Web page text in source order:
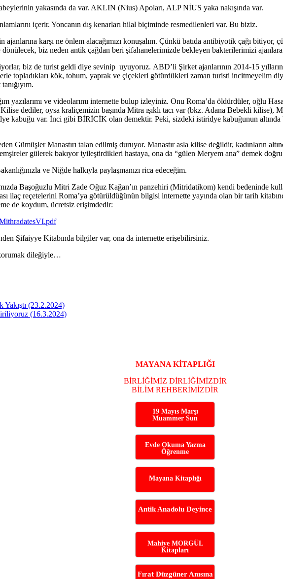
yakasında da var. AKLIN (Nius) Apoları, ALP NİUS yaka nakışında var.
içerir. Yoncanın dış kenarları hilal biçiminde resmedilenleri var. Bu biziz.
ajanlarına karşı ne önlem alacağımızı konuşalım. Çünkü batıda antibiyotik çağı bitiyor,
biz neden antik çağdan beri şifahanelerimizde bekleyen bakterilerimizi
biz de turist geldi diye sevinip uyuyoruz. ABD’li Şirket ajanlarının 2014-15
topladıkları kök, tohum, yaprak ve çiçekleri götürdükleri zaman turisti incitmeyelim
yazılarımı ve videolarımı internette bulup izleyiniz. Onu Roma’da öldürdüler, oğlu
dediler, oysa kraliçemizin başında Mitra ışıklı tacı var (bkz. Adana Bebekli kilise),
kabuğu var. İnci gibi BİRİCİK olan demektir. Peki, sizdeki istiridye kabuğunun
Gümüşler Manastırı talan edilmiş duruyor. Manastır asla kilise değildir, kadınların
gülerek bakıyor iyileştirdikleri hastaya, ona da “gülen Meryem ana” demek
ve Niğde halkıyla paylaşmanızı rica edeceğim.
Başoğuzlu Mitri Zade Oğuz Kağan’ın panzehiri (Mitridatikom) kendi bedeninde
ilaç reçetelerini Roma’ya götürüldüğünün bilgisi internette yayında olan bir tarih
de koydum, ücretsiz erişimdedir:
Şifaiyye Kitabında bilgiler var, ona da internette erişebilirsiniz.
dileğiyle…
(23.2.2024)
(16.3.2024)
MAYANA KİTAPLIĞI
BİRLİĞİMİZ DİRLİĞİMİZDİR
BİLİM REHBERİMİZDİR
19 Mayıs Marşı
Muammer Sun
Evde Okuma Yazma
Öğrenme
Mayana Kitaplığı
Antik Anadolu Deyince
Mahiye MORGÜL
Kitapları
Fırat Düzgüner Anısına